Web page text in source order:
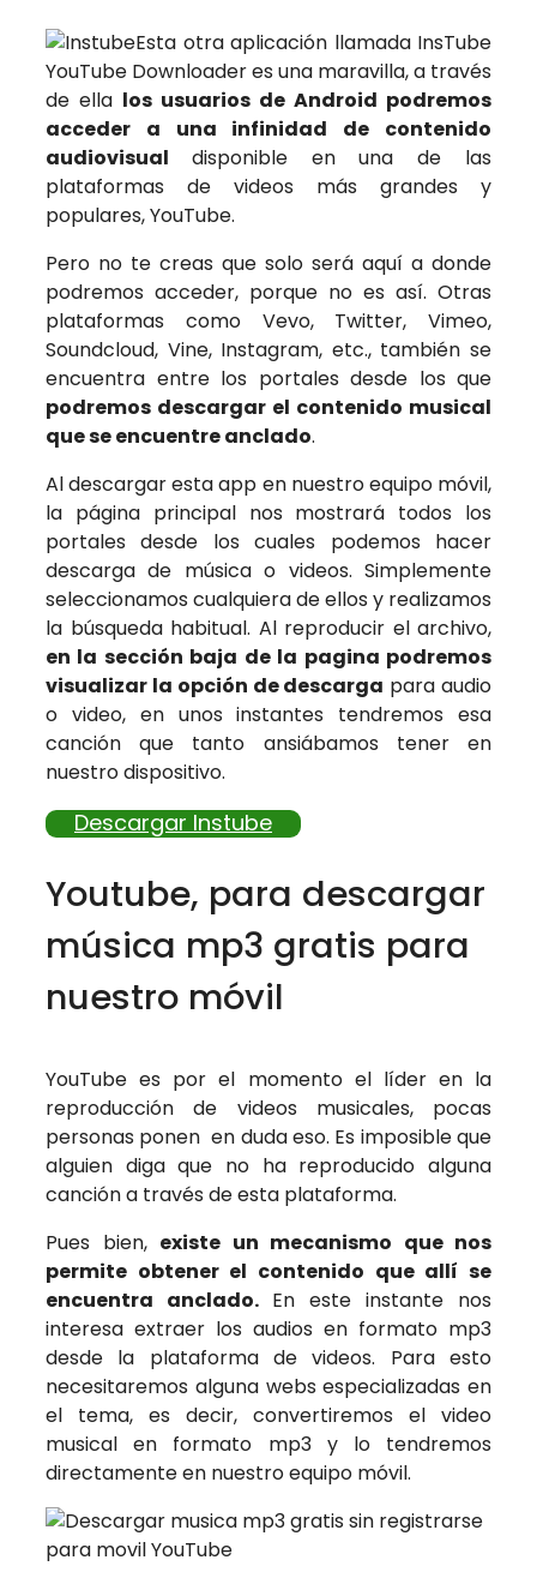
Esta otra aplicación llamada InsTube
YouTube Downloader es una maravilla, a través
de ella los usuarios de Android podremos
acceder a una infinidad de contenido
audiovisual disponible en una de las
plataformas de videos más grandes y
populares, YouTube.
Pero no te creas que solo será aquí a donde
podremos acceder, porque no es así. Otras
plataformas como Vevo, Twitter, Vimeo,
Soundcloud, Vine, Instagram, etc., también se
encuentra entre los portales desde los que
podremos descargar el contenido musical
que se encuentre anclado.
Al descargar esta app en nuestro equipo móvil,
la página principal nos mostrará todos los
portales desde los cuales podemos hacer
descarga de música o videos. Simplemente
seleccionamos cualquiera de ellos y realizamos
la búsqueda habitual. Al reproducir el archivo,
en la sección baja de la pagina podremos
visualizar la opción de descarga para audio
o video, en unos instantes tendremos esa
canción que tanto ansiábamos tener en
nuestro dispositivo.
Descargar Instube
Youtube, para descargar
música mp3 gratis para
nuestro móvil
YouTube es por el momento el líder en la
reproducción de videos musicales, pocas
personas ponen en duda eso. Es imposible que
alguien diga que no ha reproducido alguna
canción a través de esta plataforma.
Pues bien, existe un mecanismo que nos
permite obtener el contenido que allí se
encuentra anclado. En este instante nos
interesa extraer los audios en formato mp3
desde la plataforma de videos. Para esto
necesitaremos alguna webs especializadas en
el tema, es decir, convertiremos el video
musical en formato mp3 y lo tendremos
directamente en nuestro equipo móvil.